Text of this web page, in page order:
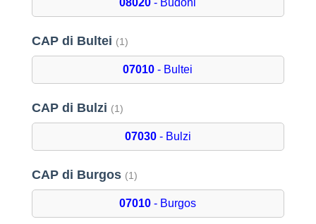
08020 - Budoni
CAP di Bultei (1)
07010 - Bultei
CAP di Bulzi (1)
07030- Bulzi
CAP di Burgos (1)
07010 - Burgos